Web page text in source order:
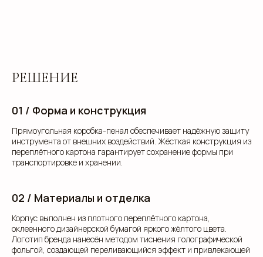
РЕШЕНИЕ
01 / Форма и конструкция
Прямоугольная коробка-пенал обеспечивает надёжную защиту
инструмента от внешних воздействий. Жёсткая конструкция из
переплётного картона гарантирует сохранение формы при
транспортировке и хранении.
02 / Материалы и отделка
Корпус выполнен из плотного переплётного картона,
оклеенного дизайнерской бумагой яркого жёлтого цвета.
Логотип бренда нанесён методом тиснения голографической
фольгой, создающей переливающийся эффект и привлекающей